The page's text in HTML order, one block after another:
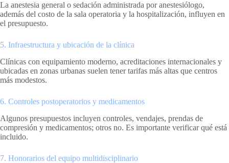
La anestesia general o sedación administrada por anestesiólogo,
además del costo de la sala operatoria y la hospitalización, influyen en
el presupuesto.
5. Infraestructura y ubicación de la clínica
Clínicas con equipamiento moderno, acreditaciones internacionales y
ubicadas en zonas urbanas suelen tener tarifas más altas que centros
más modestos.
6. Controles postoperatorios y medicamentos
Algunos presupuestos incluyen controles, vendajes, prendas de
compresión y medicamentos; otros no. Es importante verificar qué está
incluido.
7. Honorarios del equipo multidisciplinario